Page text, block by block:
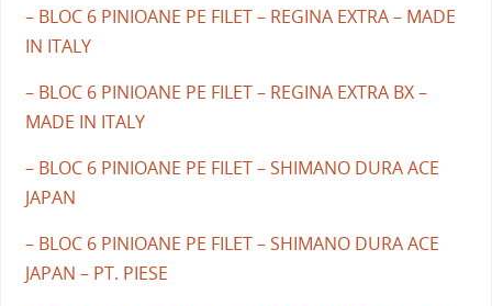
– BLOC 6 PINIOANE PE FILET – REGINA EXTRA – MADE
IN ITALY
– BLOC 6 PINIOANE PE FILET – REGINA EXTRA BX –
MADE IN ITALY
– BLOC 6 PINIOANE PE FILET – SHIMANO DURA ACE
JAPAN
– BLOC 6 PINIOANE PE FILET – SHIMANO DURA ACE
JAPAN – PT. PIESE